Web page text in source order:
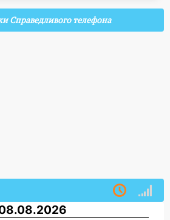
Справедливого телефона